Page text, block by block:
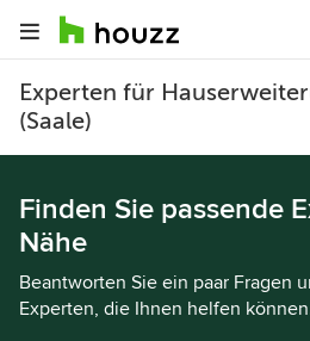
Experten für
(Saale)
Finden Sie passende
Nähe
Beantworten Sie ein paar Fragen
Experten, die Ihnen helfen